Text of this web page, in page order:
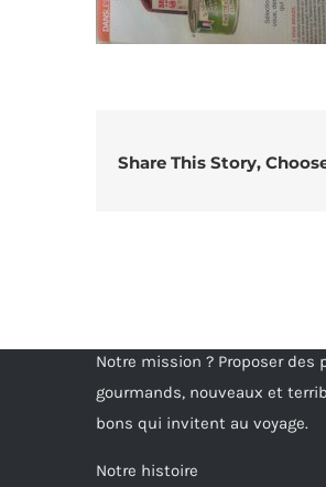
Share This Story,
Notre mission ? Proposer des
gourmands, nouveaux et
bons qui invitent au voyage.
Notre histoire